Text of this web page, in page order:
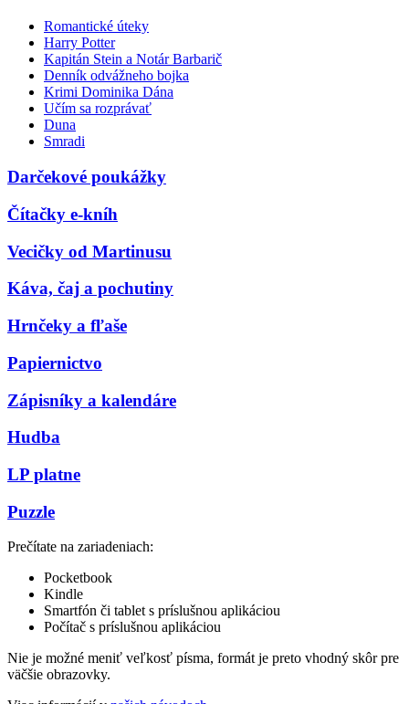
Romantické úteky
Harry Potter
Kapitán Stein a Notár Barbarič
Denník odvážneho bojka
Krimi Dominika Dána
Učím sa rozprávať
Duna
Smradi
Darčekové poukážky
Čítačky e-kníh
Vecičky od Martinusu
Káva, čaj a pochutiny
Hrnčeky a fľaše
Papiernictvo
Zápisníky a kalendáre
Hudba
LP platne
Puzzle
Prečítate na zariadeniach:
Pocketbook
Kindle
Smartfón či tablet s príslušnou aplikáciou
Počítač s príslušnou aplikáciou
Nie je možné meniť veľkosť písma, formát je preto vhodný skôr pre
väčšie obrazovky.